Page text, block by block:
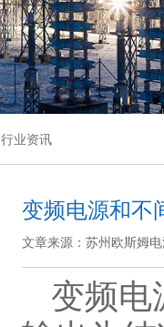
行业资讯
变频电源和不
文章来源：苏州欧斯姆电
变频